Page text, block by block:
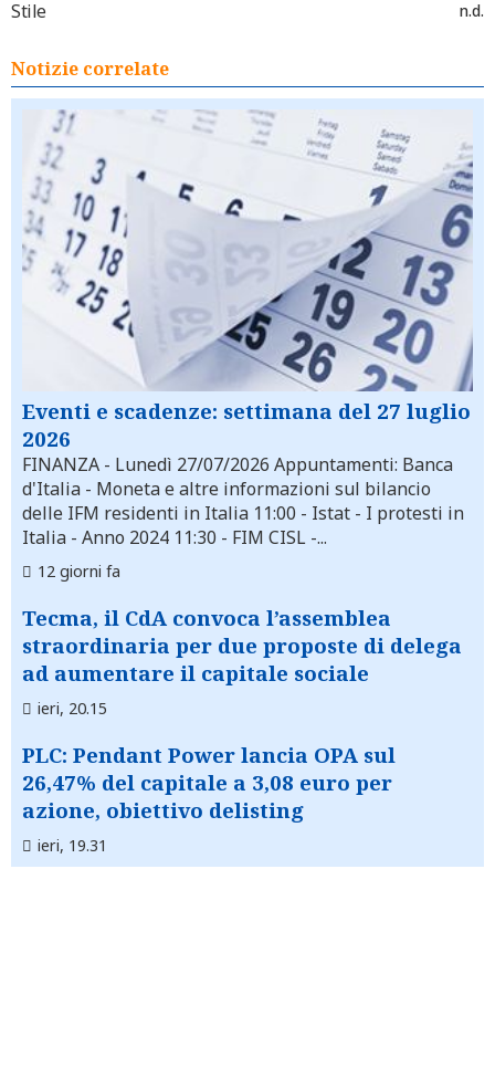
Stile n.d.
Notizie correlate
Eventi e scadenze: settimana del 27 luglio
2026
FINANZA - Lunedì 27/07/2026 Appuntamenti: Banca
d'Italia - Moneta e altre informazioni sul bilancio
delle IFM residenti in Italia 11:00 - Istat - I protesti in
Italia - Anno 2024 11:30 - FIM CISL -...
12 giorni fa
Tecma, il CdA convoca l’assemblea
straordinaria per due proposte di delega
ad aumentare il capitale sociale
ieri, 20.15
PLC: Pendant Power lancia OPA sul
26,47% del capitale a 3,08 euro per
azione, obiettivo delisting
ieri, 19.31